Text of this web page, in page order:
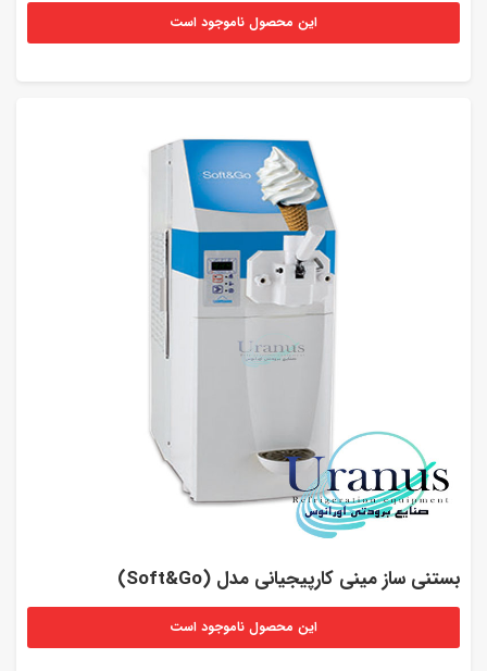
این محصول ناموجود است
بستنی ساز مینی کارپیجیانی مدل (Soft&Go)
این محصول ناموجود است